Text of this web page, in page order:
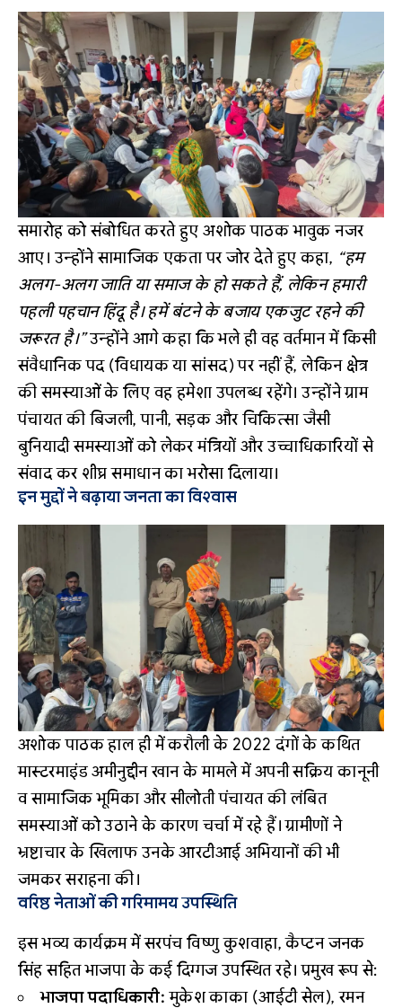
समारोह को संबोधित करते हुए अशोक पाठक भावुक नजर
आए। उन्होंने सामाजिक एकता पर जोर देते हुए कहा, “हम
अलग-अलग जाति या समाज के हो सकते हैं, लेकिन हमारी
पहली पहचान हिंदू है। हमें बंटने के बजाय एकजुट रहने की
जरूरत है।”उन्होंने आगे कहा कि भले ही वह वर्तमान में किसी
संवैधानिक पद (विधायक या सांसद) पर नहीं हैं, लेकिन क्षेत्र
की समस्याओं के लिए वह हमेशा उपलब्ध रहेंगे। उन्होंने ग्राम
पंचायत की बिजली, पानी, सड़क और चिकित्सा जैसी
बुनियादी समस्याओं को लेकर मंत्रियों और उच्चाधिकारियों से
संवाद कर शीघ्र समाधान का भरोसा दिलाया।
इन मुद्दों ने बढ़ाया जनता का विश्वास
अशोक पाठक हाल ही में करौली के 2022 दंगों के कथित
मास्टरमाइंड अमीनुद्दीन खान के मामले में अपनी सक्रिय कानूनी
व सामाजिक भूमिका और सीलोती पंचायत की लंबित
समस्याओं को उठाने के कारण चर्चा में रहे हैं। ग्रामीणों ने
भ्रष्टाचार के खिलाफ उनके आरटीआई अभियानों की भी
जमकर सराहना की।
वरिष्ठ नेताओं की गरिमामय उपस्थिति
इस भव्य कार्यक्रम में सरपंच विष्णु कुशवाहा, कैप्टन जनक
सिंह सहित भाजपा के कई दिग्गज उपस्थित रहे। प्रमुख रूप से:
भाजपा पदाधिकारी: मुकेश काका (आईटी सेल), रमन